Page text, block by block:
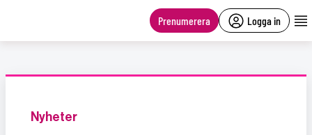
Prenumerera Logga in
Nyheter